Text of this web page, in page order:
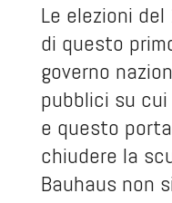
Le elezioni
di questo
governo
pubblici su
e questo
chiudere la
Bauhaus non